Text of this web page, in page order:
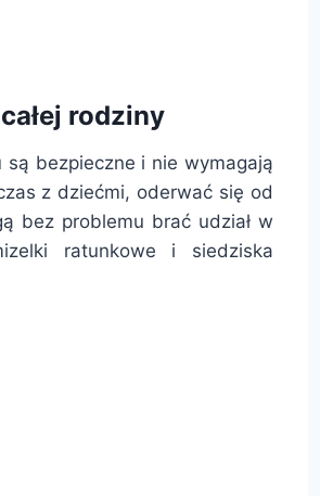
rodziny
są bezpieczne i nie wymagają
z dziećmi, oderwać się od
bez problemu brać udział w
ratunkowe i siedziska